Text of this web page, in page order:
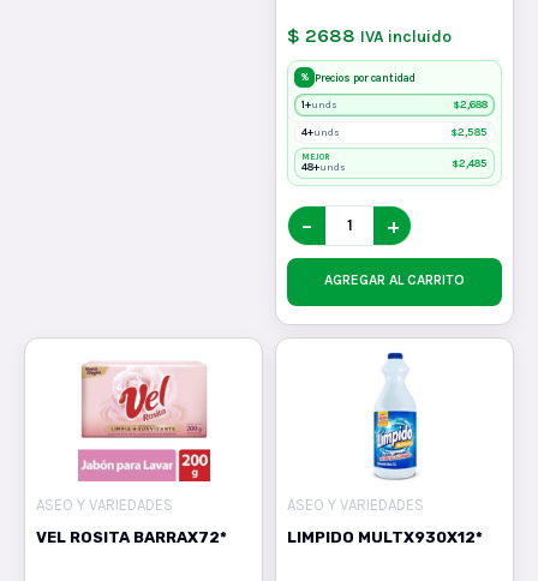
$ 2688 IVA incluido
% Precios por cantidad
1+unds $2,688
4+unds $2,585
MEJOR
48+unds $2,485
− +
AGREGAR AL CARRITO
ASEO Y VARIEDADES
VEL ROSITA BARRAX72*
ASEO Y VARIEDADES
LIMPIDO MULTX930X12*